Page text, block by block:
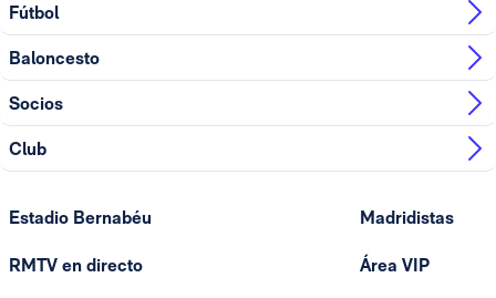
Fútbol
Baloncesto
Socios
Club
Estadio Bernabéu
RMTV en directo
Madridistas
Área VIP